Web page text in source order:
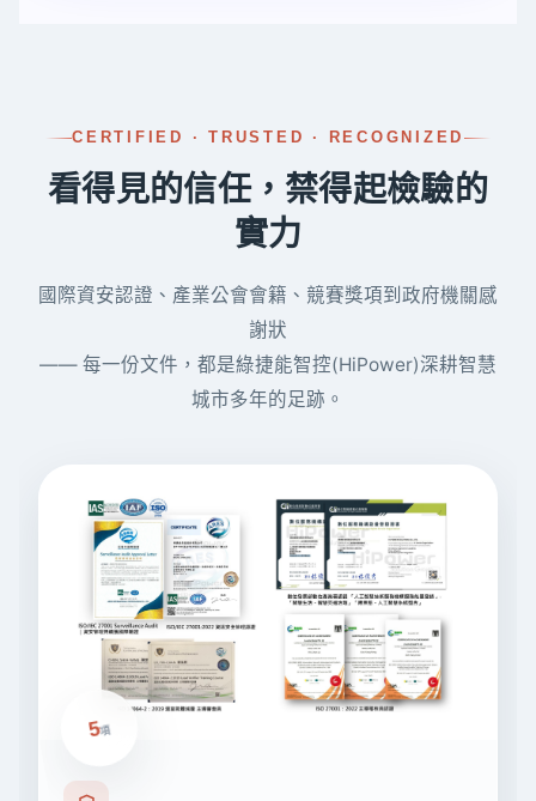
CERTIFIED · TRUSTED · RECOGNIZED
看得見的信任，禁得起檢驗的
實力
國際資安認證、產業公會會籍、競賽獎項到政府機關感
謝狀
—— 每一份文件，都是綠捷能智控(HiPower)深耕智慧
城市多年的足跡。
5項